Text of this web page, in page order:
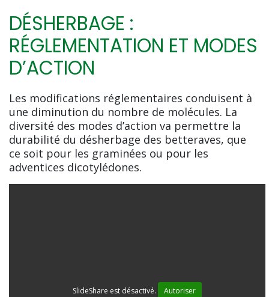
DÉSHERBAGE :
RÉGLEMENTATION ET MODES
D’ACTION
Les modifications réglementaires conduisent à
une diminution du nombre de molécules. La
diversité des modes d’action va permettre la
durabilité du désherbage des betteraves, que
ce soit pour les graminées ou pour les
adventices dicotylédones.
SlideShare est désactivé. Autoriser